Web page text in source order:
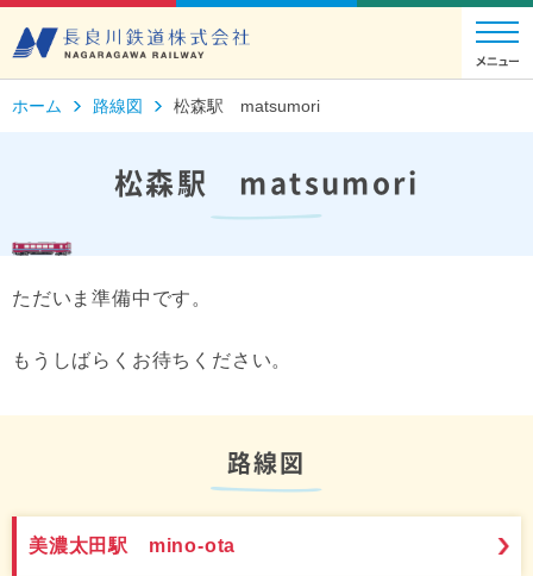
ホーム 路線図 松森駅 matsumori
松森駅 matsumori
ただいま準備中です。
もうしばらくお待ちください。
路線図
美濃太田駅 mino-ota